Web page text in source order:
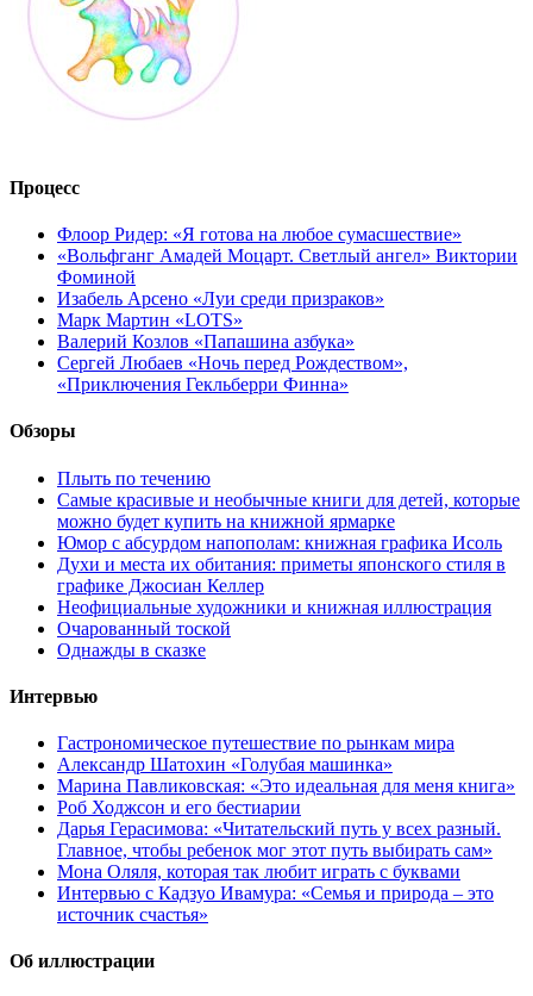
Процесс
Флоор Ридер: «Я готова на любое сумасшествие»
«Вольфганг Амадей Моцарт. Светлый ангел» Виктории
Фоминой
Изабель Арсено «Луи среди призраков»
Марк Мартин «LOTS»
Валерий Козлов «Папашина азбука»
Сергей Любаев «Ночь перед Рождеством»,
«Приключения Гекльберри Финна»
Обзоры
Плыть по течению
Самые красивые и необычные книги для детей, которые
можно будет купить на книжной ярмарке
Юмор с абсурдом напополам: книжная графика Исоль
Духи и места их обитания: приметы японского стиля в
графике Джосиан Келлер
Неофициальные художники и книжная иллюстрация
Очарованный тоской
Однажды в сказке
Интервью
Гастрономическое путешествие по рынкам мира
Александр Шатохин «Голубая машинка»
Марина Павликовская: «Это идеальная для меня книга»
Роб Ходжсон и его бестиарии
Дарья Герасимова: «Читательский путь у всех разный.
Главное, чтобы ребенок мог этот путь выбирать сам»
Мона Оляля, которая так любит играть с буквами
Интервью с Кадзуо Ивамура: «Семья и природа – это
источник счастья»
Об иллюстрации